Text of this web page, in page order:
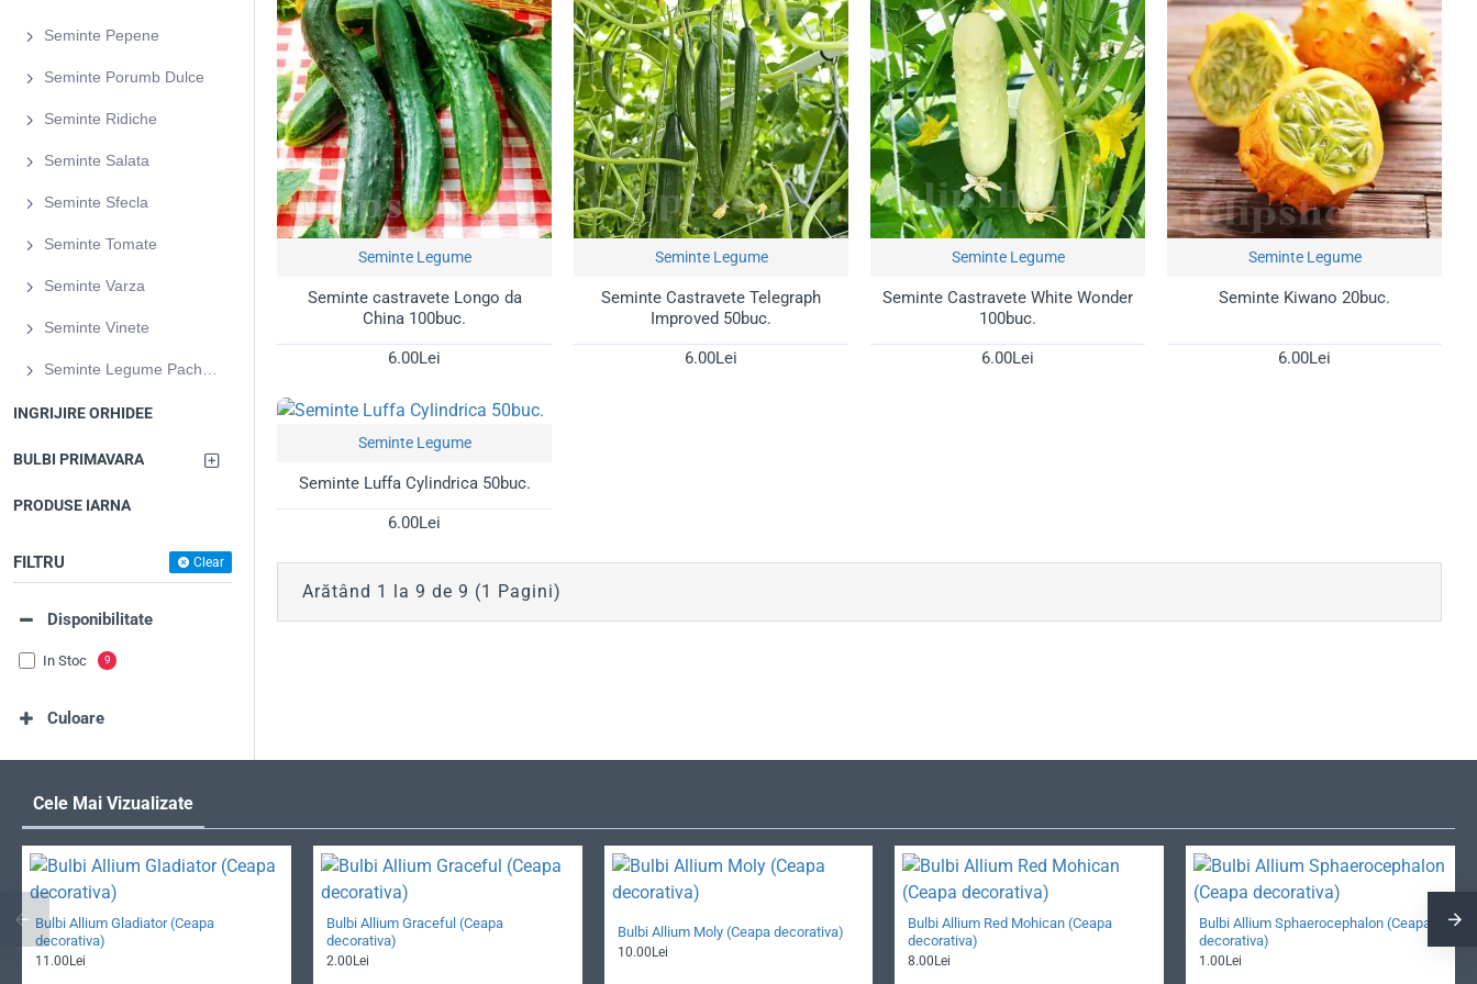
Seminte Pepene
Seminte Porumb Dulce
Seminte Ridiche
Seminte Salata
Seminte Sfecla
Seminte Tomate
Seminte Varza
Seminte Vinete
INGRIJIRE ORHIDEE
BULBI PRIMAVARA
PRODUSE IARNA
FILTRU Clear
Disponibilitate
In Stoc 9
Culoare
Alege semințele de castraveți de laTulipShopși bucură-te de legume perfect calibrate, verzi și crocante direct din grădina ta!
Seminte Legume
Seminte castravete Longo da
China 100buc.
6.00Lei
Seminte Legume
Seminte Castravete Telegraph
Improved 50buc.
6.00Lei
Seminte Legume
Seminte Castravete White Wonder
100buc.
6.00Lei
Seminte Legume
Seminte Kiwano 20buc.
6.00Lei
Seminte Legume
Seminte Luffa Cylindrica 50buc.
6.00Lei
Arătând 1 la 9 de 9 (1 Pagini)
Cele Mai Vizualizate
Bulbi Allium Gladiator (Ceapa
decorativa)
11.00Lei
Bulbi Allium Graceful (Ceapa
decorativa)
2.00Lei
Bulbi Allium Moly (Ceapa decorativa)
10.00Lei
Bulbi Allium Red Mohican (Ceapa
decorativa)
8.00Lei
Bulbi Allium Sphaerocephalon (Ceapa
decorativa)
1.00Lei